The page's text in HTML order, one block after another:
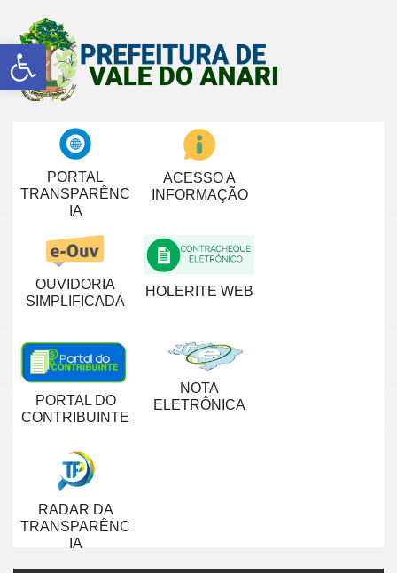
Abrir a barra de ferramentas
PORTAL
TRANSPARÊNC
IA
ACESSO A
INFORMAÇÃO
OUVIDORIA
SIMPLIFICADA
HOLERITE WEB
PORTAL DO
CONTRIBUINTE
NOTA
ELETRÔNICA
RADAR DA
TRANSPARÊNC
IA